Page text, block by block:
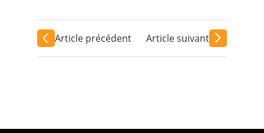
Article précédent Article suivant